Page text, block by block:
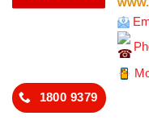
1800 9379